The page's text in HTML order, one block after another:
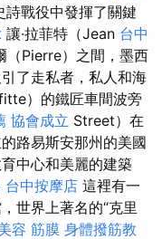
詩戰役中發揮了關鍵
讓·拉菲特（Jean 台中
Pierre）之間，墨西
了走私者，私人和海
）的鐵匠車間波旁
協會成立 Street）在
路易斯安那州的美國
中心和美麗的建築
台中按摩店 這裡有一
世界上著名的“克里
容 筋膜 身體撥筋教